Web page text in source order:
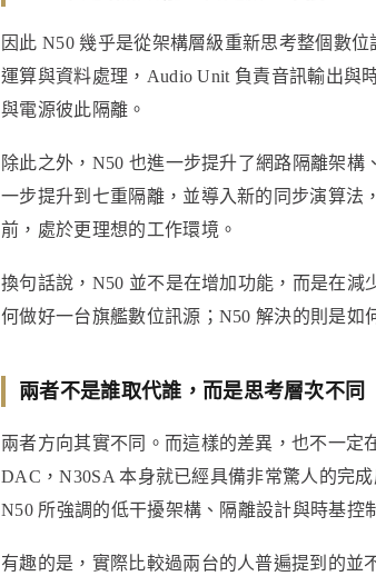
因此 N50 幾乎是從架構層級重新思考整個數
運算與資料處理，Audio Unit 負責音訊輸出與
與電源彼此隔離。
除此之外，N50 也進一步提升了網路隔離架
一步提升到七重隔離，並導入新的同步演算法
前，處於更理想的工作環境。
換句話說，N50 並不是在增加功能，而是在減
何做好一台旗艦數位訊源；N50 解決的則是如
兩者不是誰取代誰，而是思考層次不同
兩者方向其實不同。而這樣的差異，也不一
DAC，N30SA 本身就已經具備非常驚人的完
N50 所強調的低干擾架構、隔離設計與時基控
有趣的是，實際比較過兩台的人普遍提到的並